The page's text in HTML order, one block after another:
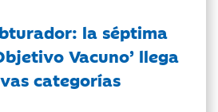
la séptima
Vacuno’ llega
categorías